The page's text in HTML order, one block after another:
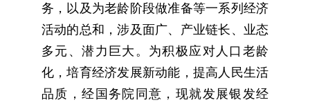
务，以及为老龄阶段做准备等一系列经济
活动的总和，涉及面广、产业链长、业态
多元、潜力巨大。为积极应对人口老龄
化，培育经济发展新动能，提高人民生活
品质，经国务院同意，现就发展银发经